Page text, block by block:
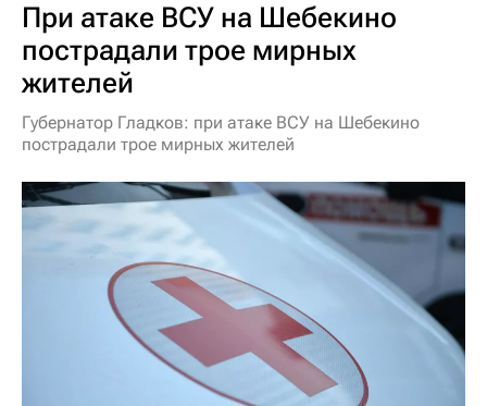
При атаке ВСУ на Шебекино
пострадали трое мирных
жителей
Губернатор Гладков: при атаке ВСУ на Шебекино
пострадали трое мирных жителей